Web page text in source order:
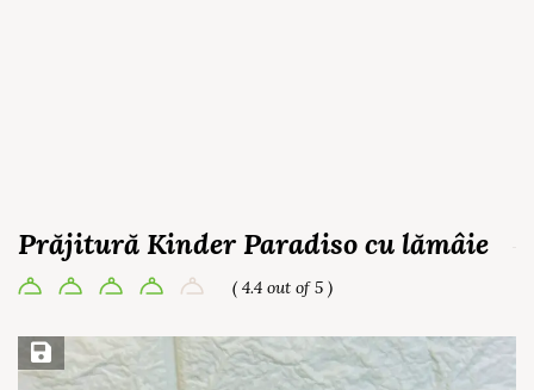
Prăjitură Kinder Paradiso cu lămâie
( 4.4 out of 5 )
Save Recipe